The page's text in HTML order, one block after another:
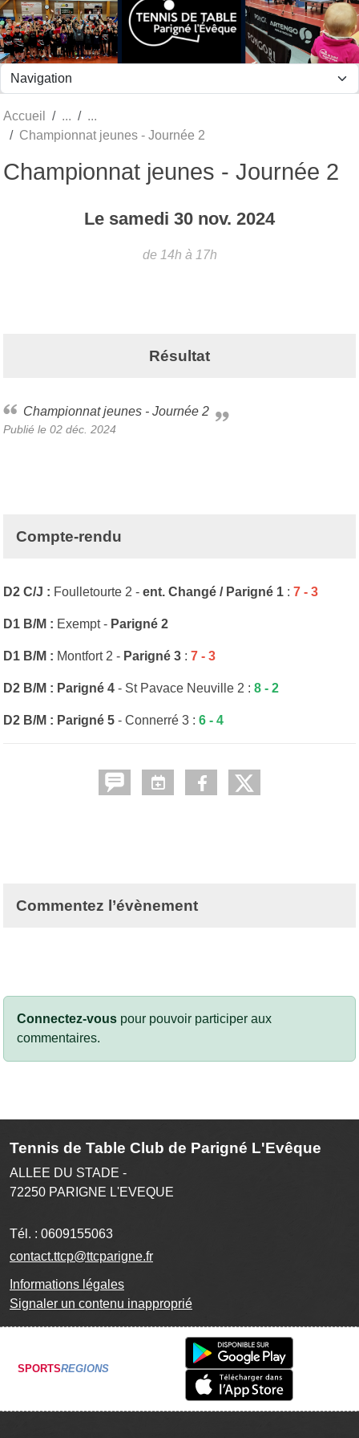
Accueil
Championnat jeunes - Journée 2
Championnat jeunes - Journée 2
Le samedi 30 nov. 2024
de 14h à 17h
Résultat
Championnat jeunes - Journée 2
Publié le 02 déc. 2024
Compte-rendu
D2 C/J : Foulletourte 2 - ent. Changé / Parigné 1 : 7 - 3
D1 B/M : Exempt - Parigné 2
D1 B/M : Montfort 2 - Parigné 3 : 7 - 3
D2 B/M : Parigné 4 - St Pavace Neuville 2 : 8 - 2
D2 B/M : Parigné 5 - Connerré 3 : 6 - 4
Commentez l’évènement
Connectez-vous pour pouvoir participer aux
commentaires.
Tennis de Table Club de Parigné L'Evêque
ALLEE DU STADE -
72250 PARIGNE L'EVEQUE
Tél. : 0609155063
contact.ttcp@ttcparigne.fr
Informations légales
Signaler un contenu inapproprié
SPORTSREGIONS
Panneau de gestion des cookies